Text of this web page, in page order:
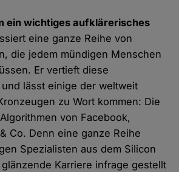
ein wichtiges aufklärerisches
eine ganze Reihe von
die jedem mündigen Menschen
Er vertieft diese
lässt einige der weltweit
zu Wort kommen: Die
von Facebook,
Co. Denn eine ganze Reihe
Spezialisten aus dem Silicon
Karriere infrage gestellt